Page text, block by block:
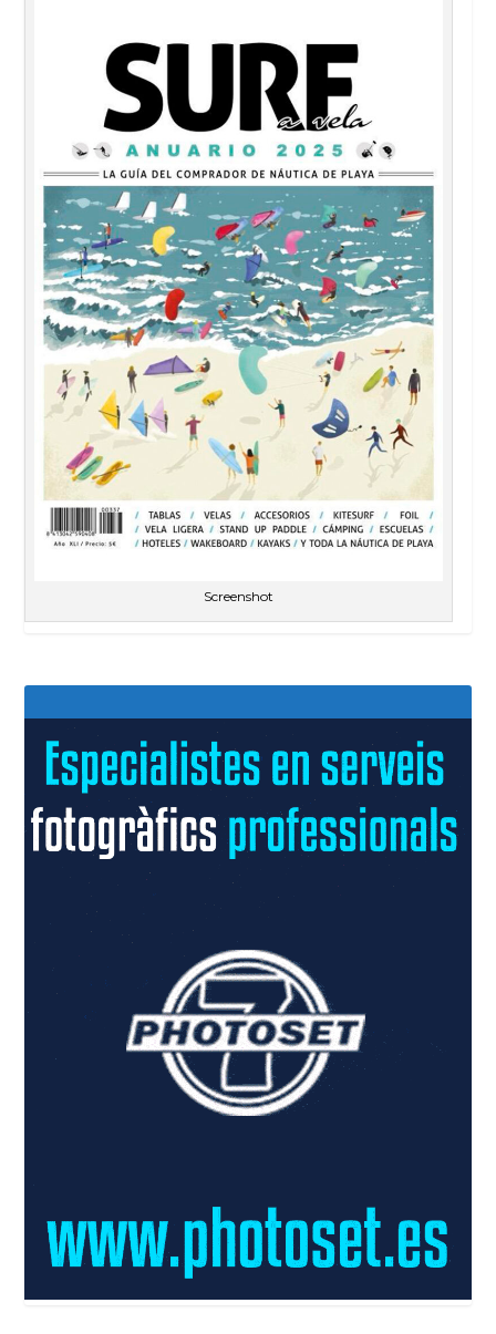
Screenshot